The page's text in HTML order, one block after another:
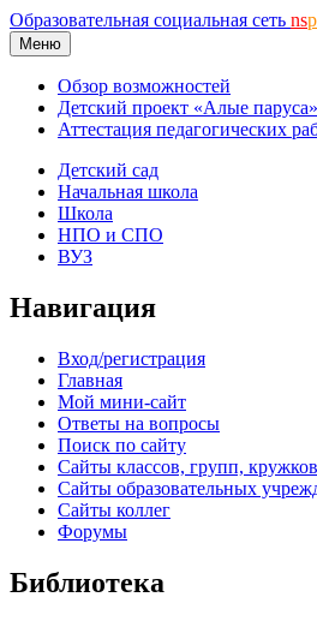
Образовательная социальная сеть ns
Меню
Обзор возможностей
Детский проект «Алые паруса»
Аттестация педагогических
Детский сад
Начальная школа
Школа
НПО и СПО
ВУЗ
Навигация
Вход/регистрация
Главная
Мой мини-сайт
Ответы на вопросы
Поиск по сайту
Сайты классов, групп,
Сайты образовательных
Сайты коллег
Форумы
Библиотека